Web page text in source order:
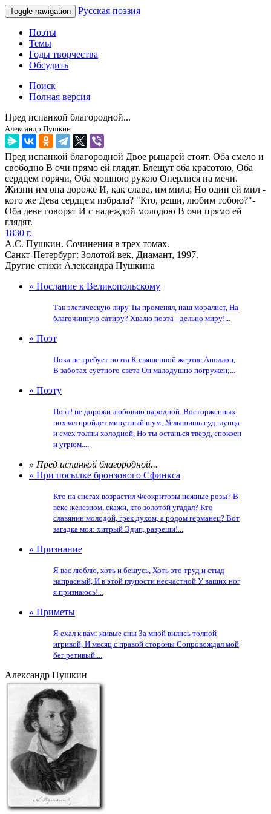
Toggle navigation Русская поэзия
Поэты
Темы
Годы творчества
Обсудить
Поиск
Полная версия
Пред испанкой благородной...
Александр Пушкин
Пред испанкой благородной Двое рыцарей стоят. Оба смело и
свободно В очи прямо ей глядят. Блещут оба красотою, Оба
сердцем горячи, Оба мощною рукою Оперлися на мечи.
Жизни им она дороже И, как слава, им мила; Но один ей мил -
кого же Дева сердцем избрала? "Кто, реши, любим тобою?"-
Оба деве говорят И с надеждой молодою В очи прямо ей
глядят.
1830 г.
А.С. Пушкин. Сочинения в трех томах.
Санкт-Петербург: Золотой век, Диамант, 1997.
Другие стихи Александра Пушкина
» Послание к Великопольскому
Так элегическую лиру Ты променял, наш моралист, На
благочинную сатиру? Хвалю поэта - дельно миру!...
» Поэт
Пока не требует поэта К священной жертве Аполлон,
В заботах суетного света Он малодушно погружен;...
» Поэту
Поэт! не дорожи любовию народной. Восторженных
похвал пройдет минутный шум; Услышишь суд глупца
и смех толпы холодной, Но ты останься тверд, спокоен
и угрюм....
» Пред испанкой благородной...
» При посылке бронзового Сфинкса
Кто на снегах возрастил Феокритовы нежные розы? В
веке железном, скажи, кто золотой угадал? Кто
славянин молодой, грек духом, а родом германец? Вот
загадка моя: хитрый Эдип, разреши!...
» Признание
Я вас люблю, хоть и бешусь, Хоть это труд и стыд
напрасный, И в этой глупости несчастной У ваших ног
я признаюсь!...
» Приметы
Я ехал к вам: живые сны За мной вились толпой
игривой, И месяц с правой стороны Сопровождал мой
бег ретивый....
Александр Пушкин